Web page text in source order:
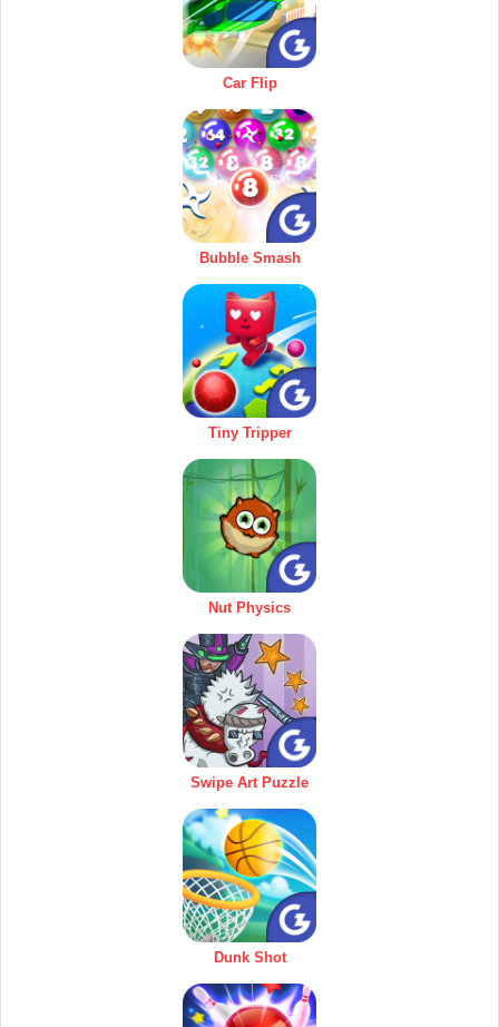
Car Flip
Bubble Smash
Tiny Tripper
Nut Physics
Swipe Art Puzzle
Dunk Shot